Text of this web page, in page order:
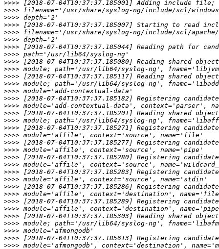
>>>>
>>>>
>>>>
>>>>
>>>>
>>>>
>>>>
>>>>
>>>>
>>>>
>>>>
>>>>
>>>>
>>>>
>>>>
>>>>
>>>>
>>>>
>>>>
>>>>
>>>>
>>>>
>>>>
>>>>
>>>>
>>>>
>>>>
>>>>
>>>>
>>>>
>>>>
>>>>
>>>>
>>>>